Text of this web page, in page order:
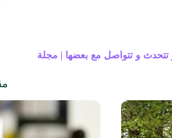
تتحدث و تتواصل مع بعضها | مجلة